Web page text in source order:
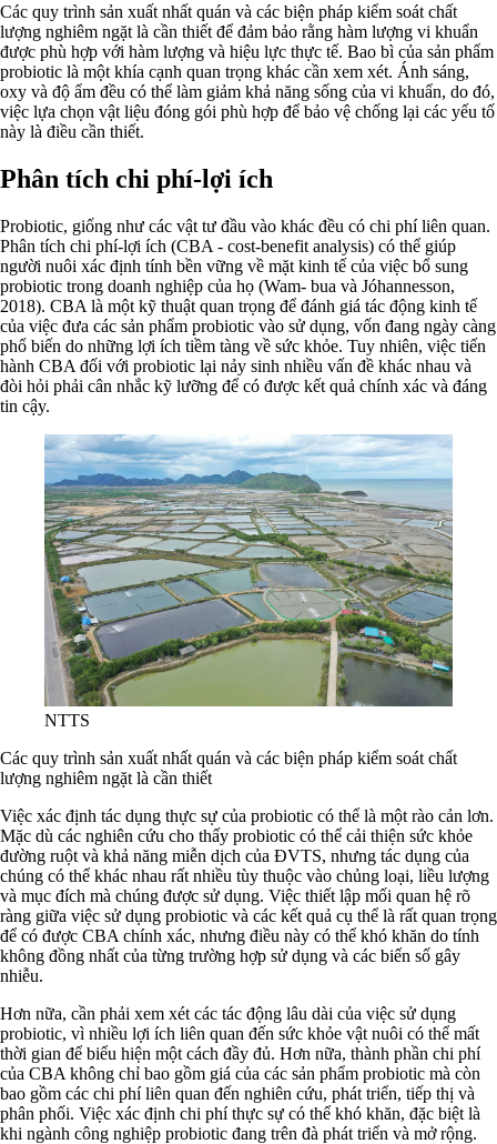
Các quy trình sản xuất nhất quán và các biện pháp kiểm soát chất
lượng nghiêm ngặt là cần thiết để đảm bảo rằng hàm lượng vi khuẩn
được phù hợp với hàm lượng và hiệu lực thực tế. Bao bì của sản phẩm
probiotic là một khía cạnh quan trọng khác cần xem xét. Ánh sáng,
oxy và độ ẩm đều có thể làm giảm khả năng sống của vi khuẩn, do đó,
việc lựa chọn vật liệu đóng gói phù hợp để bảo vệ chống lại các yếu tố
này là điều cần thiết.
Phân tích chi phí-lợi ích
Probiotic, giống như các vật tư đầu vào khác đều có chi phí liên quan.
Phân tích chi phí-lợi ích (CBA - cost-benefit analysis) có thể giúp
người nuôi xác định tính bền vững về mặt kinh tế của việc bổ sung
probiotic trong doanh nghiệp của họ (Wam- bua và Jóhannesson,
2018). CBA là một kỹ thuật quan trọng để đánh giá tác động kinh tế
của việc đưa các sản phẩm probiotic vào sử dụng, vốn đang ngày càng
phổ biến do những lợi ích tiềm tàng về sức khỏe. Tuy nhiên, việc tiến
hành CBA đối với probiotic lại nảy sinh nhiều vấn đề khác nhau và
đòi hỏi phải cân nhắc kỹ lưỡng để có được kết quả chính xác và đáng
tin cậy.
NTTS
Các quy trình sản xuất nhất quán và các biện pháp kiểm soát chất
lượng nghiêm ngặt là cần thiết
Việc xác định tác dụng thực sự của probiotic có thể là một rào cản lơn.
Mặc dù các nghiên cứu cho thấy probiotic có thể cải thiện sức khỏe
đường ruột và khả năng miễn dịch của ĐVTS, nhưng tác dụng của
chúng có thể khác nhau rất nhiều tùy thuộc vào chủng loại, liều lượng
và mục đích mà chúng được sử dụng. Việc thiết lập mối quan hệ rõ
ràng giữa việc sử dụng probiotic và các kết quả cụ thể là rất quan trọng
để có được CBA chính xác, nhưng điều này có thể khó khăn do tính
không đồng nhất của từng trường hợp sử dụng và các biến số gây
nhiễu.
Hơn nữa, cần phải xem xét các tác động lâu dài của việc sử dụng
probiotic, vì nhiều lợi ích liên quan đến sức khỏe vật nuôi có thể mất
thời gian để biểu hiện một cách đầy đủ. Hơn nữa, thành phần chi phí
của CBA không chỉ bao gồm giá của các sản phẩm probiotic mà còn
bao gồm các chi phí liên quan đến nghiên cứu, phát triển, tiếp thị và
phân phối. Việc xác định chi phí thực sự có thể khó khăn, đặc biệt là
khi ngành công nghiệp probiotic đang trên đà phát triển và mở rộng.